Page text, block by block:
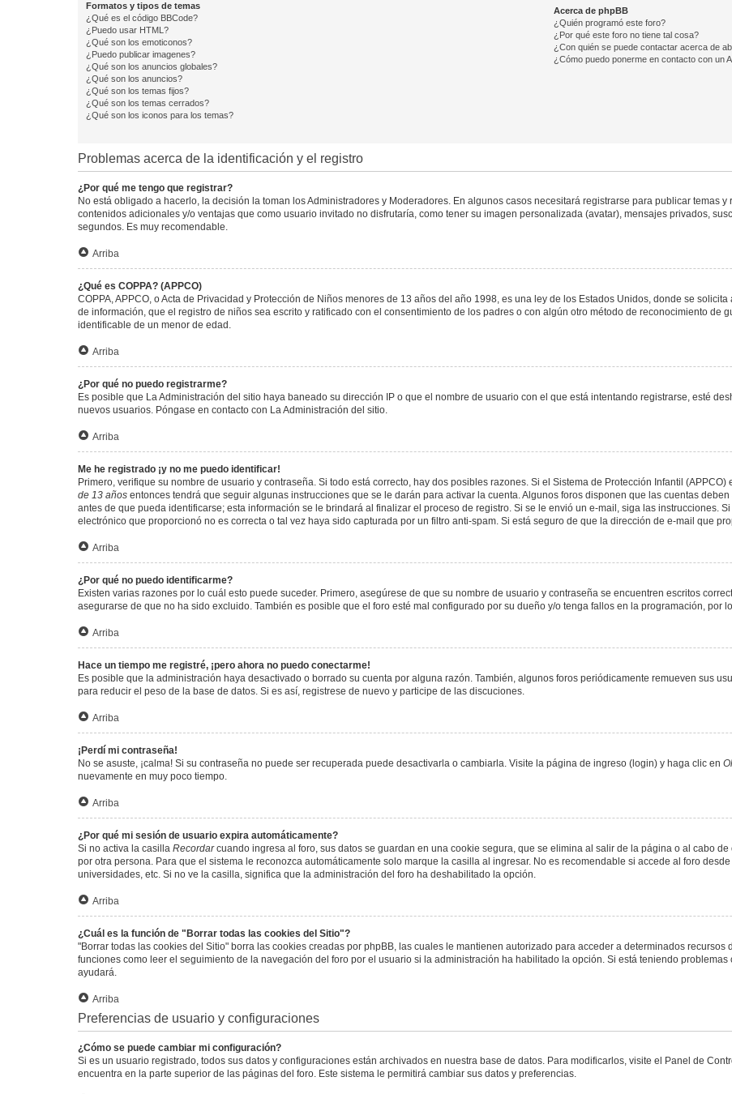
Formatos y tipos de temas
¿Qué es el código BBCode?
¿Puedo usar HTML?
¿Qué son los emoticonos?
¿Puedo publicar imagenes?
¿Qué son los anuncios globales?
¿Qué son los anuncios?
¿Qué son los temas fijos?
¿Qué son los temas cerrados?
¿Qué son los iconos para los temas?
Acerca de phpBB
¿Quién programó este foro?
¿Por qué este foro no tiene tal cosa?
¿Con quién se puede contactar acerca de
¿Cómo puedo ponerme en contacto con un
Problemas acerca de la identificación y el registro
¿Por qué me tengo que registrar?
No está obligado a hacerlo, la decisión la toman los Administradores y Moderadores. En algunos casos necesitará registrarse para publicar temas
contenidos adicionales y/o ventajas que como usuario invitado no disfrutaría, como tener su imagen personalizada (avatar), mensajes privados,
segundos. Es muy recomendable.
Arriba
¿Qué es COPPA? (APPCO)
COPPA, APPCO, o Acta de Privacidad y Protección de Niños menores de 13 años del año 1998, es una ley de los Estados Unidos, donde se
de información, que el registro de niños sea escrito y ratificado con el consentimiento de los padres o con algún otro método de reconocimiento de
identificable de un menor de edad.
Arriba
¿Por qué no puedo registrarme?
Es posible que La Administración del sitio haya baneado su dirección IP o que el nombre de usuario con el que está intentando registrarse, esté
nuevos usuarios. Póngase en contacto con La Administración del sitio.
Arriba
Me he registrado ¡y no me puedo identificar!
Primero, verifique su nombre de usuario y contraseña. Si todo está correcto, hay dos posibles razones. Si el Sistema de Protección Infantil
de 13 años entonces tendrá que seguir algunas instrucciones que se le darán para activar la cuenta. Algunos foros disponen que las cuentas
antes de que pueda identificarse; esta información se le brindará al finalizar el proceso de registro. Si se le envió un e-mail, siga las instrucciones.
electrónico que proporcionó no es correcta o tal vez haya sido capturada por un filtro anti-spam. Si está seguro de que la dirección de e-mail que
Arriba
¿Por qué no puedo identificarme?
Existen varias razones por lo cuál esto puede suceder. Primero, asegúrese de que su nombre de usuario y contraseña se encuentren escritos
asegurarse de que no ha sido excluido. También es posible que el foro esté mal configurado por su dueño y/o tenga fallos en la programación, por
Arriba
Hace un tiempo me registré, ¡pero ahora no puedo conectarme!
Es posible que la administración haya desactivado o borrado su cuenta por alguna razón. También, algunos foros periódicamente remueven sus
para reducir el peso de la base de datos. Si es así, registrese de nuevo y participe de las discuciones.
Arriba
¡Perdí mi contraseña!
No se asuste, ¡calma! Si su contraseña no puede ser recuperada puede desactivarla o cambiarla. Visite la página de ingreso (login) y haga clic en
nuevamente en muy poco tiempo.
Arriba
¿Por qué mi sesión de usuario expira automáticamente?
Si no activa la casilla Recordarcuando ingresa al foro, sus datos se guardan en una cookie segura, que se elimina al salir de la página o al cabo
por otra persona. Para que el sistema le reconozca automáticamente solo marque la casilla al ingresar. No es recomendable si accede al foro
universidades, etc. Si no ve la casilla, significa que la administración del foro ha deshabilitado la opción.
Arriba
¿Cuál es la función de "Borrar todas las cookies del Sitio"?
"Borrar todas las cookies del Sitio" borra las cookies creadas por phpBB, las cuales le mantienen autorizado para acceder a determinados
funciones como leer el seguimiento de la navegación del foro por el usuario si la administración ha habilitado la opción. Si está teniendo
ayudará.
Arriba
Preferencias de usuario y configuraciones
¿Cómo se puede cambiar mi configuración?
Si es un usuario registrado, todos sus datos y configuraciones están archivados en nuestra base de datos. Para modificarlos, visite el Panel de
encuentra en la parte superior de las páginas del foro. Este sistema le permitirá cambiar sus datos y preferencias.